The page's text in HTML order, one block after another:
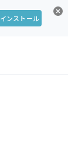
インストール